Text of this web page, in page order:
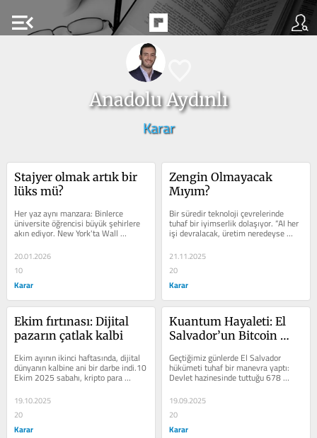
menu_open
Anadolu Aydınlı
Karar
Stajyer olmak artık bir
lüks mü?
Her yaz aynı manzara: Binlerce
üniversite öğrencisi büyük şehirlere
akın ediyor. New York'ta Wall
Street'e, Londra'da Canary Wharf'a,...
20.01.2026
10
Karar
Zengin Olmayacak
Mıyım?
Bir süredir teknoloji çevrelerinde
tuhaf bir iyimserlik dolaşıyor. “AI her
işi devralacak, üretim neredeyse
bedavaya inecek, insanlar...
21.11.2025
20
Karar
Ekim fırtınası: Dijital
pazarın çatlak kalbi
Ekim ayının ikinci haftasında, dijital
dünyanın kalbine ani bir darbe indi.10
Ekim 2025 sabahı, kripto para
piyasası birkaç saat içinde 850...
19.10.2025
20
Karar
Kuantum Hayaleti: El
Salvador’un Bitcoin
Geçtiğimiz günlerde El Salvador
hükümeti tuhaf bir manevra yaptı:
Devlet hazinesinde tuttuğu 678
milyon dolarlık Bitcoin’i tek
cüzdanda...
19.09.2025
20
Karar